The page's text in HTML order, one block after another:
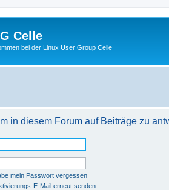
Celle
bei der Linux User Group Celle
in diesem Forum auf Beiträge zu
mein Passwort vergessen
E-Mail erneut senden